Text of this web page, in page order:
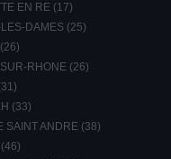
EN RE (17)
DAMES (25)
RHONE (26)
(33)
SAINT ANDRE (38)